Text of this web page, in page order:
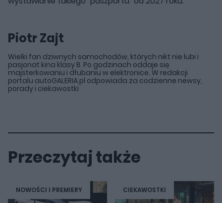
Piotr Zajt
Wielki fan dziwnych samochodów, których nikt nie lubi i
pasjonat kina klasy B. Po godzinach oddaje się
majsterkowaniu i dłubaniu w elektronice. W redakcji
portalu autoGALERIA.pl odpowiada za codzienne newsy,
porady i ciekawostki
Przeczytaj także
NOWOŚCI I PREMIERY CIEKAWOSTKI